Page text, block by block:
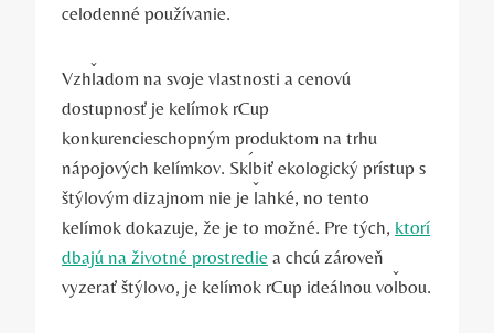
celodenné používanie.
Vzhľadom na svoje vlastnosti a cenovú
dostupnosť je kelímok rCup
konkurencieschopným produktom na trhu
nápojových kelímkov. Skĺbiť ekologický prístup s
štýlovým dizajnom nie je ľahké, no tento
kelímok dokazuje, že je to možné. Pre tých, ktorí
dbajú na životné prostredie a chcú zároveň
vyzerať štýlovo, je kelímok rCup ideálnou voľbou.